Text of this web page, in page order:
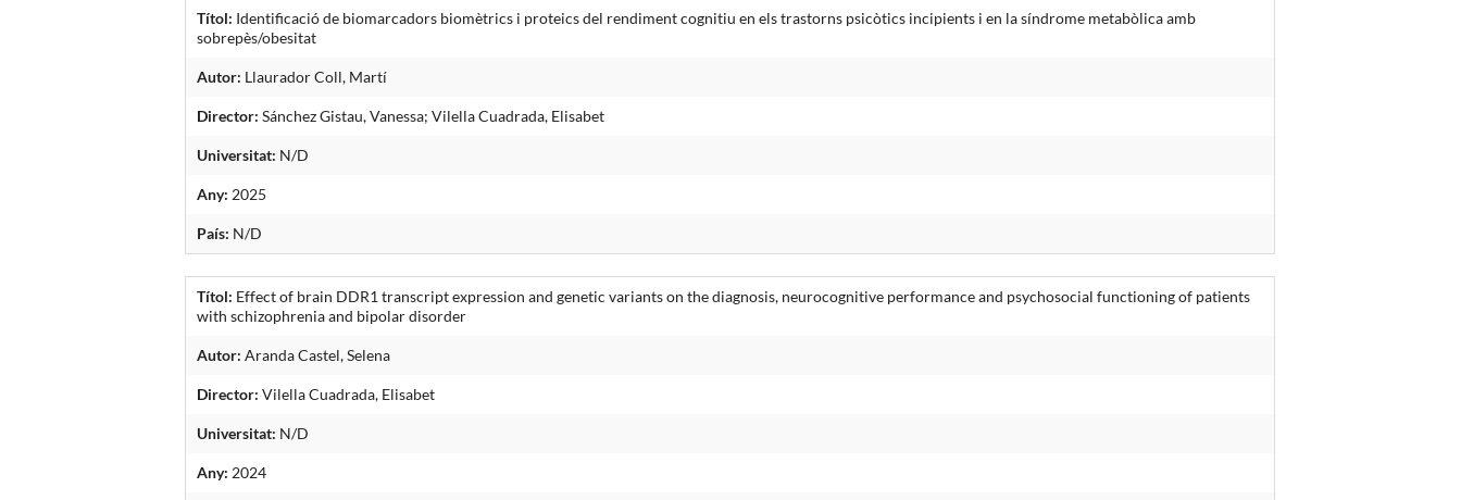
Títol: Identificació de biomarcadors biomètrics i proteics del rendiment cognitiu en els trastorns psicòtics incipients i en la síndrome metabòlica amb
sobrepès/obesitat
Autor: Llaurador Coll, Martí
Director: Sánchez Gistau, Vanessa; Vilella Cuadrada, Elisabet
Universitat: N/D
Any: 2025
País: N/D
Títol: Effect of brain DDR1 transcript expression and genetic variants on the diagnosis, neurocognitive performance and psychosocial functioning of patients
with schizophrenia and bipolar disorder
Autor: Aranda Castel, Selena
Director: Vilella Cuadrada, Elisabet
Universitat: N/D
Any: 2024